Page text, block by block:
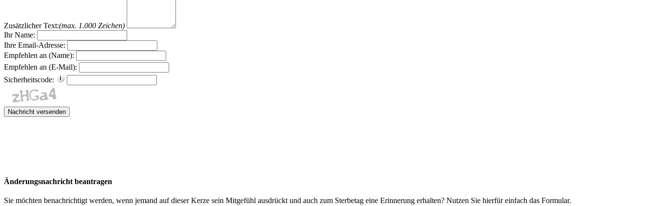
Zusätzlicher Text:(max. 1.000 Zeichen)
Ihr Name:
Ihre Email-Adresse:
Empfehlen an (Name):
Empfehlen an (E-Mail):
Sicherheitscode:
Änderungsnachricht beantragen
Sie möchten benachrichtigt werden, wenn jemand auf dieser Kerze sein Mitgefühl ausdrückt und auch zum Sterbetag eine Erinnerung erhalten? Nutzen Sie hierfür einfach das Formular.